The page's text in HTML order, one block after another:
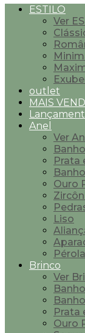
ESTILO
Ver
outlet
MAIS
Anel
Ver
Prata
Ouro
Liso
Pérola
Brinco
Ver
Prata
Ouro